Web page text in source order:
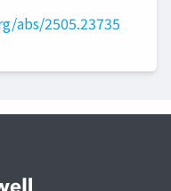
abs/2505.23735